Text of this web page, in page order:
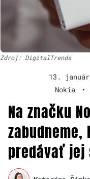
Zdroj: DigitalTrends
13.
Nokia
•
Na značku
zabudneme,
predávať jej